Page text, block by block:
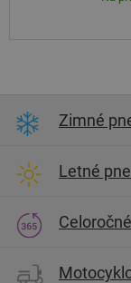
Zimné
Letné